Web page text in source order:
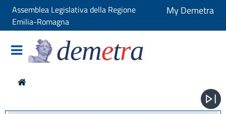
Assemblea Legislativa della Regione
Emilia-Romagna
My Demetra
demetra